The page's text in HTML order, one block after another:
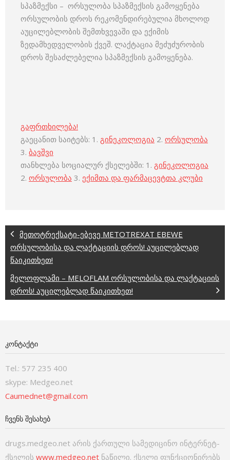
სპაზმექსი – ორსულობა სპაზმექსის გამოყენება
ორსულობის დროს რეკომენდირებულია მხოლოდ
აუცილებლობის შემთხვევაში და ექიმის
ზედამხედველობის ქვეშ. ლაქტაცია მეძუძურობის
დროს შესაძლებელია სპაზმექსის გამოყენება.
გაფრთხილება!
გაეცანით საიტებს: 1. გინეკოლოგია 2. ორსულობა
3. ბავშვი
თანხლება სოციალურ ქსელებში: 1. გინეკოლოგია
2. ორსულობა 3. ექიმთა და ფარმაცევტთა კლუბი
მეთოტრექსატი-ებევე METOTREXAT EBEWE
ორსულობისა და ლაქტაციის დროს! აუცილებლად
წაიკითხეთ!
მელოფლამი – MELOFLAM ორსულობისა და ლაქტაციის
დროს! აუცილებლად წაიკითხეთ!
ᲙᲝᲜᲢᲐᲥᲢᲘ
Tel.: 577 235 400
skype: Medgeo.net
Caumednet@gmail.com
ᲩᲕᲔᲜᲡ ᲨᲔᲡᲐᲮᲔᲑ
drugs.medgeo.net არის ქართული სამედიცინო ინტერნეტ-
ქსელის www.medgeo.net ნაწილი. ქსელი ფუნქციონირებს